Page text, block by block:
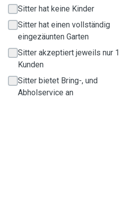
Sitter hat keine Kinder
Sitter hat einen vollständig
eingezäunten Garten
Sitter akzeptiert jeweils nur 1
Kunden
Sitter bietet Bring-, und
Abholservice an